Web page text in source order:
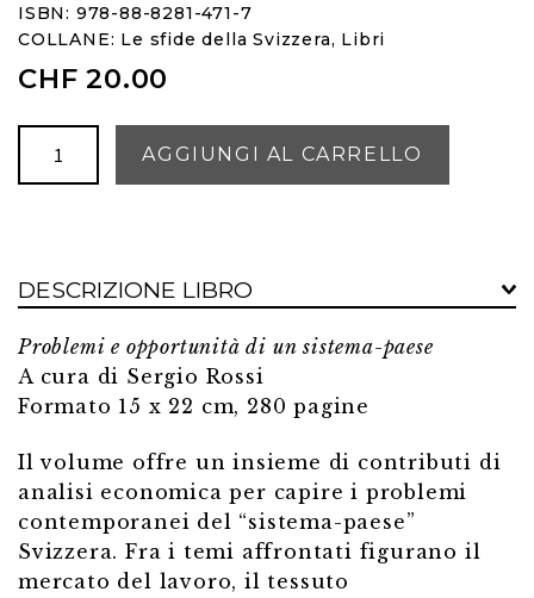
ISBN: 978-88-8281-471-7
COLLANE: Le sfide della Svizzera, Libri
CHF 20.00
elvetica
AGGIUNGI AL CARRELLO
DESCRIZIONE LIBRO
Problemi e opportunità di un sistema-paese
A cura di Sergio Rossi
Formato 15 x 22 cm, 280 pagine
Il volume offre un insieme di contributi di
analisi economica per capire i problemi
contemporanei del “sistema-paese”
Svizzera. Fra i temi affrontati figurano il
mercato del lavoro, il tessuto